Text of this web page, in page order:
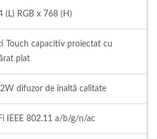
(L) RGB x 768 (H)
Touch capacitiv proiectat cu
plat
difuzor de înaltă calitate
IEEE 802.11 a/b/g/n/ac